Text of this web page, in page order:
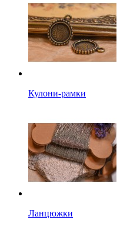
Кулони-рамки
Ланцюжки